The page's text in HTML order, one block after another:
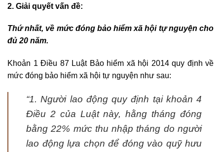
2. Giải quyết vấn đề:
Thứ nhất, về mức đóng bảo hiểm xã hội tự nguyện cho
đủ 20 năm.
Khoản 1 Điều 87 Luật Bảo hiểm xã hội 2014 quy định về
mức đóng bảo hiểm xã hội tự nguyện như sau:
“1. Người lao động quy định tại khoản 4
Điều 2 của Luật này, hằng tháng đóng
bằng 22% mức thu nhập tháng do người
lao động lựa chọn để đóng vào quỹ hưu